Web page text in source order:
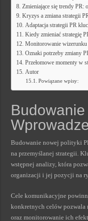
Zmieniające się trendy PR:
Kryzys a zmiana strategii
Adaptacja strategii PR
Kiedy zmieniać strategię
Monitorowanie wizerunku
Oznaki potrzeby zmiany
Przełomowe momenty w
Autor
Powiązane wpisy:
Budowanie nowej polityki
na przemyślanej strategii.
wstępnej analizy, która
organizacji i jej pozycji na
Cele komunikacyjne
konkretnych celów pozwala
oraz monitorowanie ich